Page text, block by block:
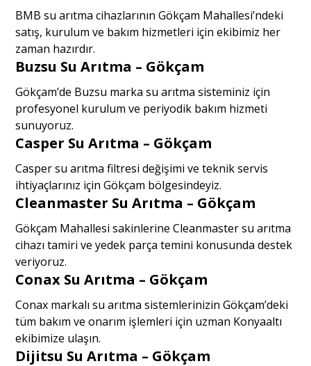
BMB su arıtma cihazlarının Gökçam Mahallesi’ndeki
satış, kurulum ve bakım hizmetleri için ekibimiz her
zaman hazırdır.
Buzsu Su Arıtma – Gökçam
Gökçam’de Buzsu marka su arıtma sisteminiz için
profesyonel kurulum ve periyodik bakım hizmeti
sunuyoruz.
Casper Su Arıtma – Gökçam
Casper su arıtma filtresi değişimi ve teknik servis
ihtiyaçlarınız için Gökçam bölgesindeyiz.
Cleanmaster Su Arıtma – Gökçam
Gökçam Mahallesi sakinlerine Cleanmaster su arıtma
cihazı tamiri ve yedek parça temini konusunda destek
veriyoruz.
Conax Su Arıtma – Gökçam
Conax markalı su arıtma sistemlerinizin Gökçam’deki
tüm bakım ve onarım işlemleri için uzman Konyaaltı
ekibimize ulaşın.
Dijitsu Su Arıtma – Gökçam